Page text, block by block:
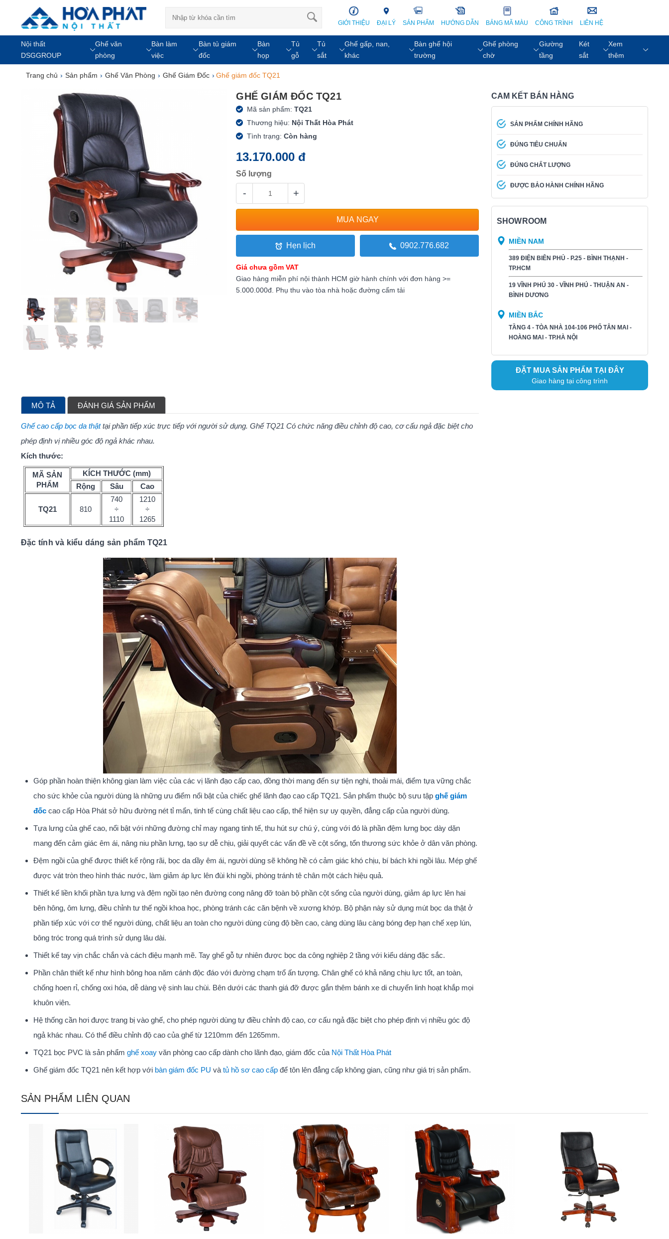
GIỚI THIỆU ĐẠI LÝ SẢN PHẨM HƯỚNG DẪN BẢNG MÃ MÀU CÔNG TRÌNH LIÊN HỆ
Nội thất
DSGGROUP
Ghế văn
phòng
Bàn làm
việc
Bàn tủ giám
đốc
Bàn
họp
Tủ
gỗ
Tủ
sắt
Ghế gấp, nan,
khác
Bàn ghế hội
trường
Ghế phòng
chờ
Giường
tầng
Két
sắt
Xem
thêm
Trang chủ › Sản phẩm › Ghế Văn Phòng › Ghế Giám Đốc › Ghế giám đốc TQ21
GHẾ GIÁM ĐỐC TQ21
Mã sản phẩm:TQ21
Thương hiệu: Nội Thất Hòa Phát
Tình trạng:Còn hàng
13.170.000 đ
Số lượng
- +
Hẹn lịch 0902.776.682
Giá chưa gồm VAT
Giao hàng miễn phí nội thành HCM giờ hành chính với đơn hàng >=
5.000.000đ. Phụ thu vào tòa nhà hoặc đường cấm tải
MÔ TẢ ĐÁNH GIÁ SẢN PHẨM
Ghế cao cấp bọc da thậttại phần tiếp xúc trực tiếp với người sử dụng. Ghế TQ21 Có chức năng điều chỉnh độ cao, cơ cấu ngả đặc biệt cho
phép định vị nhiều góc độ ngả khác nhau.
Kích thước:
MÃ SẢN
PHẨM
KÍCH THƯỚC (mm)
Rộng
Sâu Cao
TQ21 810
740
÷
1110
1210
÷
1265
Đặc tính và kiểu dáng sản phẩm TQ21
Góp phần hoàn thiện không gian làm việc của các vị lãnh đạo cấp cao, đồng thời mang đến sự tiện nghi, thoải mái, điểm tựa vững chắc
cho sức khỏe của người dùng là những ưu điểm nổi bật của chiếc ghế lãnh đạo cao cấp TQ21. Sản phẩm thuộc bộ sưu tập ghế giám
đốc cao cấp Hòa Phát sở hữu đường nét tỉ mẩn, tinh tế cùng chất liệu cao cấp, thể hiện sự uy quyền, đẳng cấp của người dùng.
Tựa lưng của ghế cao, nổi bật với những đường chỉ may ngang tinh tế, thu hút sự chú ý, cùng với đó là phần đệm lưng bọc dày dặn
mang đến cảm giác êm ái, nâng niu phần lưng, tạo sự dễ chịu, giải quyết các vấn đề về cột sống, tổn thương sức khỏe ở dân văn phòng.
Đệm ngồi của ghế được thiết kế rộng rãi, bọc da dầy êm ái, người dùng sẽ không hề có cảm giác khó chịu, bí bách khi ngồi lâu. Mép ghế
được vát tròn theo hình thác nước, làm giảm áp lực lên đùi khi ngồi, phòng tránh tê chân một cách hiệu quả.
Thiết kế liền khối phần tựa lưng và đệm ngồi tạo nên đường cong nâng đỡ toàn bộ phần cột sống của người dùng, giảm áp lực lên hai
bên hông, ôm lưng, điều chỉnh tư thế ngồi khoa học, phòng tránh các căn bệnh về xương khớp. Bộ phận này sử dụng mút bọc da thật ở
phần tiếp xúc với cơ thể người dùng, chất liệu an toàn cho người dùng cùng độ bền cao, càng dùng lâu càng bóng đẹp hạn chế xẹp lún,
bông tróc trong quá trình sử dụng lâu dài.
Thiết kế tay vịn chắc chắn và cách điệu mạnh mẽ. Tay ghế gỗ tự nhiên được bọc da công nghiệp 2 tầng với kiểu dáng đặc sắc.
Phần chân thiết kế như hình bông hoa năm cánh độc đáo với đường chạm trổ ấn tượng. Chân ghế có khả năng chịu lực tốt, an toàn,
chống hoen rỉ, chống oxi hóa, dễ dàng vệ sinh lau chùi. Bên dưới các thanh giá đỡ được gắn thêm bánh xe di chuyển linh hoạt khắp mọi
khuôn viên.
Hệ thống cần hơi được trang bị vào ghế, cho phép người dùng tự điều chỉnh độ cao, cơ cấu ngả đặc biệt cho phép định vị nhiều góc độ
ngả khác nhau. Có thể điều chỉnh độ cao của ghế từ 1210mm đến 1265mm.
TQ21 bọc PVC là sản phẩm ghế xoay văn phòng cao cấp dành cho lãnh đạo, giám đốc của Nội Thất Hòa Phát
Ghế giám đốc TQ21 nên kết hợp với bàn giám đốc PU và tủ hồ sơ cao cấp để tôn lên đẳng cấp không gian, cũng như giá trị sản phẩm.
CAM KẾT BÁN HÀNG
SẢN PHẨM CHÍNH HÃNG
ĐÚNG TIÊU CHUẨN
ĐÚNG CHẤT LƯỢNG
ĐƯỢC BẢO HÀNH CHÍNH HÃNG
SHOWROOM
MIỀN NAM
389 ĐIỆN BIÊN PHỦ - P.25 - BÌNH THẠNH -
TP.HCM
19 VĨNH PHÚ 30 - VĨNH PHÚ - THUẬN AN -
BÌNH DƯƠNG​
MIỀN BẮC
TẦNG 4 - TÒA NHÀ 104-106 PHỐ TÂN MAI -
HOÀNG MAI - TP.HÀ NỘI
ĐẶT MUA SẢN PHẨM TẠI ĐÂY
Giao hàng tại công trình
SẢN PHẨM LIÊN QUAN